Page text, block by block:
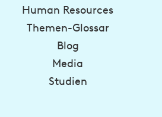
Human Resources
Themen-Glossar
Blog
Media
Studien